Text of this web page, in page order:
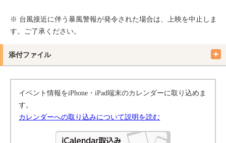
※ 台風接近に伴う暴風警報が発令された場合は、上映を中止しま
す。ご了承ください。
添付ファイル
イベント情報をiPhone・iPad端末のカレンダーに取り込めま
す。
カレンダーへの取り込みについて説明を読む